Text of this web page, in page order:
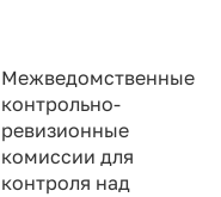
Межведомственные
контрольно-
ревизионные
комиссии для
контроля над